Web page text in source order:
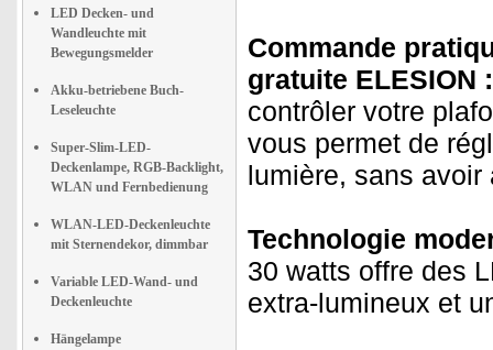
LED Decken- und
Wandleuchte mit
Bewegungsmelder
Akku-betriebene Buch-
Leseleuchte
Super-Slim-LED-
Deckenlampe, RGB-Backlight,
WLAN und Fernbedienung
WLAN-LED-Deckenleuchte
mit Sternendekor, dimmbar
Variable LED-Wand- und
Deckenleuchte
Hängelampe
Commande
gratuite ELESION :
contrôler votre
vous permet de
lumière, sans
Technologie
30 watts offre des
extra-lumineux et